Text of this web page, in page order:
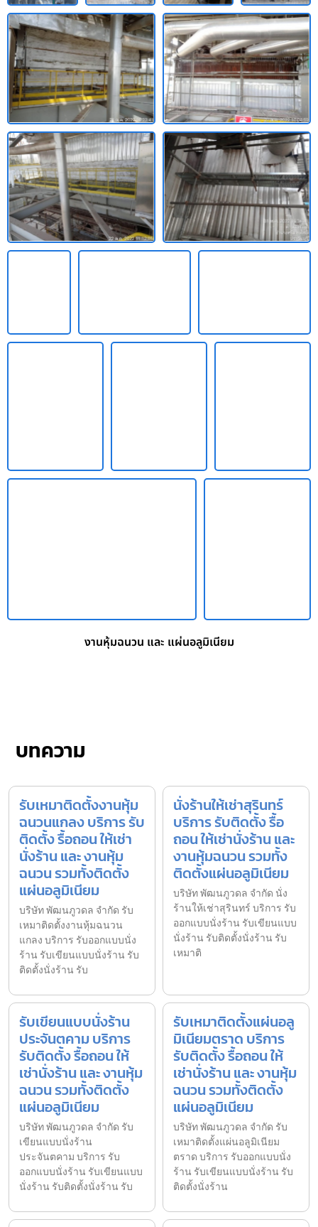
งานหุ้มฉนวน และ แผ่นอลูมิเนียม
บทความ
รับเหมาติดตั้งงานหุ้ม
ฉนวนแกลง บริการ รับ
ติดตั้ง รื้อถอน ให้เช่า
นั่งร้าน และ งานหุ้ม
ฉนวน รวมทั้งติดตั้ง
แผ่นอลูมิเนียม
บริษัท พัฒนภูวดล จำกัด รับ
เหมาติดตั้งงานหุ้มฉนวน
แกลง บริการ รับออกแบบนั่ง
ร้าน รับเขียนแบบนั่งร้าน รับ
ติดตั้งนั่งร้าน รับ
นั่งร้านให้เช่าสุรินทร์
บริการ รับติดตั้ง รื้อ
ถอน ให้เช่านั่งร้าน และ
งานหุ้มฉนวน รวมทั้ง
ติดตั้งแผ่นอลูมิเนียม
บริษัท พัฒนภูวดล จำกัด นั่ง
ร้านให้เช่าสุรินทร์ บริการ รับ
ออกแบบนั่งร้าน รับเขียนแบบ
นั่งร้าน รับติดตั้งนั่งร้าน รับ
เหมาติ
รับเขียนแบบนั่งร้าน
ประจันตคาม บริการ
รับติดตั้ง รื้อถอน ให้
เช่านั่งร้าน และ งานหุ้ม
ฉนวน รวมทั้งติดตั้ง
แผ่นอลูมิเนียม
บริษัท พัฒนภูวดล จำกัด รับ
เขียนแบบนั่งร้าน
ประจันตคาม บริการ รับ
ออกแบบนั่งร้าน รับเขียนแบบ
นั่งร้าน รับติดตั้งนั่งร้าน รับ
รับเหมาติดตั้งแผ่นอลู
มิเนียมตราด บริการ
รับติดตั้ง รื้อถอน ให้
เช่านั่งร้าน และ งานหุ้ม
ฉนวน รวมทั้งติดตั้ง
แผ่นอลูมิเนียม
บริษัท พัฒนภูวดล จำกัด รับ
เหมาติดตั้งแผ่นอลูมิเนียม
ตราด บริการ รับออกแบบนั่ง
ร้าน รับเขียนแบบนั่งร้าน รับ
ติดตั้งนั่งร้าน